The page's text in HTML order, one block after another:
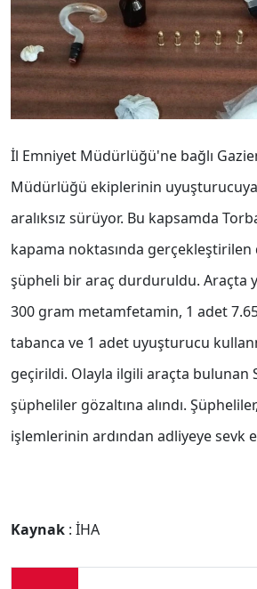
İl Emniyet Müdürlüğü'ne bağlı
Müdürlüğü ekiplerinin uyuşturucuya
aralıksız sürüyor. Bu kapsamda
kapama noktasında
şüpheli bir araç durduruldu. Araçta
300 gram metamfetamin, 1 adet
tabanca ve 1 adet uyuşturucu
geçirildi. Olayla ilgili araçta bulunan
şüpheliler gözaltına alındı.
işlemlerinin ardından adliyeye sevk
Kaynak : İHA